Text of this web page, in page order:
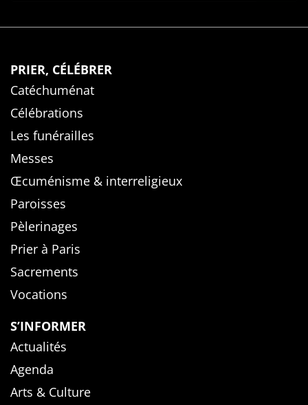
PRIER, CÉLÉBRER
Catéchuménat
Célébrations
Les funérailles
Messes
Œcuménisme & interreligieux
Paroisses
Pèlerinages
Prier à Paris
Sacrements
Vocations
S’INFORMER
Actualités
Agenda
Arts & Culture